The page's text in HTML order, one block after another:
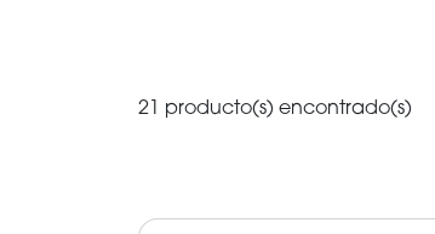
21 producto(s) encontrado(s)